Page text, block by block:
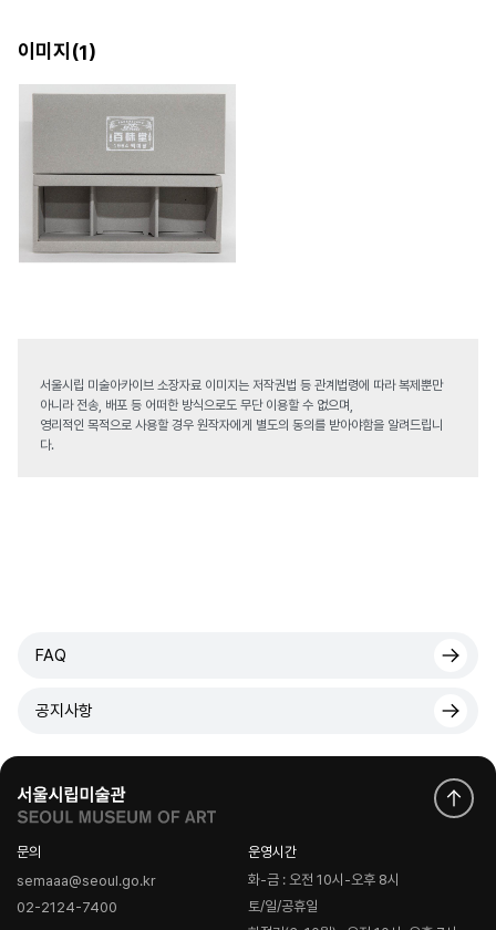
이미지(1)
서울시립 미술아카이브 소장자료 이미지는 저작권법 등 관계법령에 따라 복제뿐만
아니라 전송, 배포 등 어떠한 방식으로도 무단 이용할 수 없으며,
영리적인 목적으로 사용할 경우 원작자에게 별도의 동의를 받아야함을 알려드립니
다.
FAQ
공지사항
문의
semaaa@seoul.go.kr
02-2124-7400
운영시간
화-금 : 오전 10시-오후 8시
토/일/공휴일